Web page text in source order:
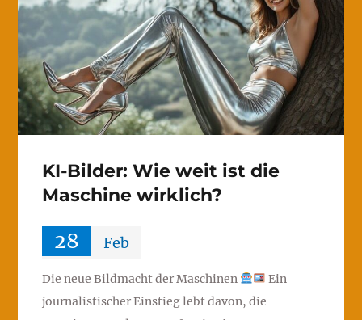
KI-Bilder: Wie weit ist die
Maschine wirklich?
28 Feb
Die neue Bildmacht der Maschinen
Ein
journalistischer Einstieg lebt davon, die